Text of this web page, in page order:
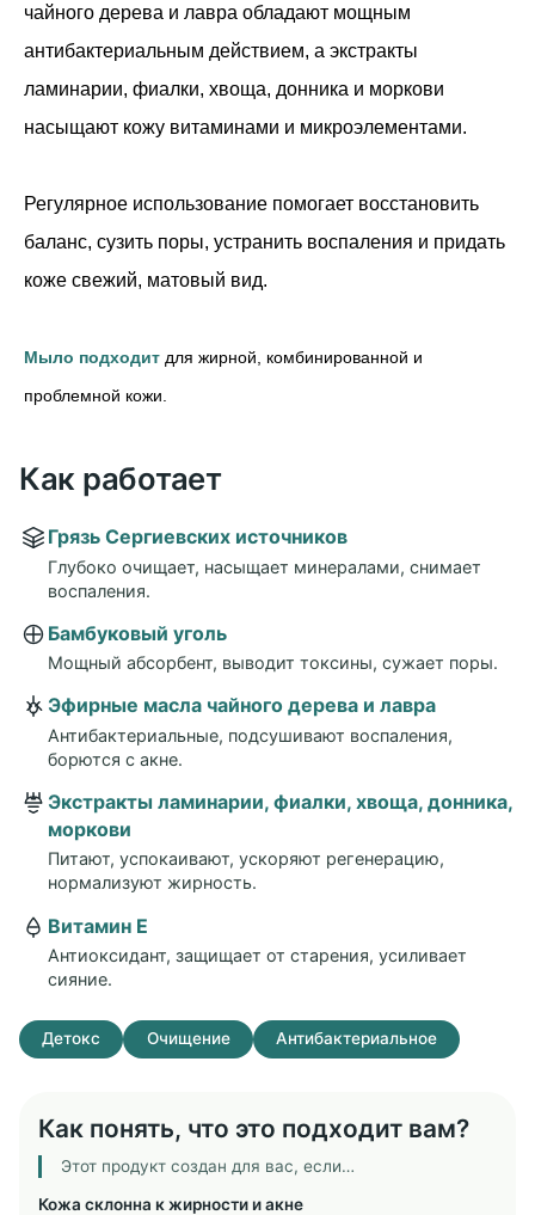
чайного дерева и лавра обладают мощным
антибактериальным действием, а экстракты
ламинарии, фиалки, хвоща, донника и моркови
насыщают кожу витаминами и микроэлементами.
Регулярное использование помогает восстановить
баланс, сузить поры, устранить воспаления и придать
коже свежий, матовый вид.
Мыло подходит для жирной, комбинированной и
проблемной кожи.
Как работает
Грязь Сергиевских источников
Глубоко очищает, насыщает минералами, снимает
воспаления.
Бамбуковый уголь
Мощный абсорбент, выводит токсины, сужает поры.
Эфирные масла чайного дерева и лавра
Антибактериальные, подсушивают воспаления,
борются с акне.
Экстракты ламинарии, фиалки, хвоща, донника,
моркови
Питают, успокаивают, ускоряют регенерацию,
нормализуют жирность.
Витамин Е
Антиоксидант, защищает от старения, усиливает
сияние.
Детокс Очищение Антибактериальное
Как понять, что это подходит вам?
Этот продукт создан для вас, если…
Кожа склонна к жирности и акне